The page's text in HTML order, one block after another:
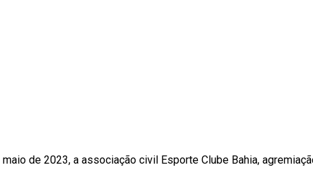
de 2023, a associação civil Esporte Clube Bahia,